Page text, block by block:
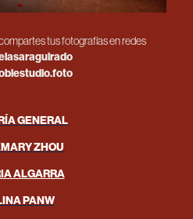
tus fotografías en redes
GENERAL
ZHOU
ALGARRA
PANW